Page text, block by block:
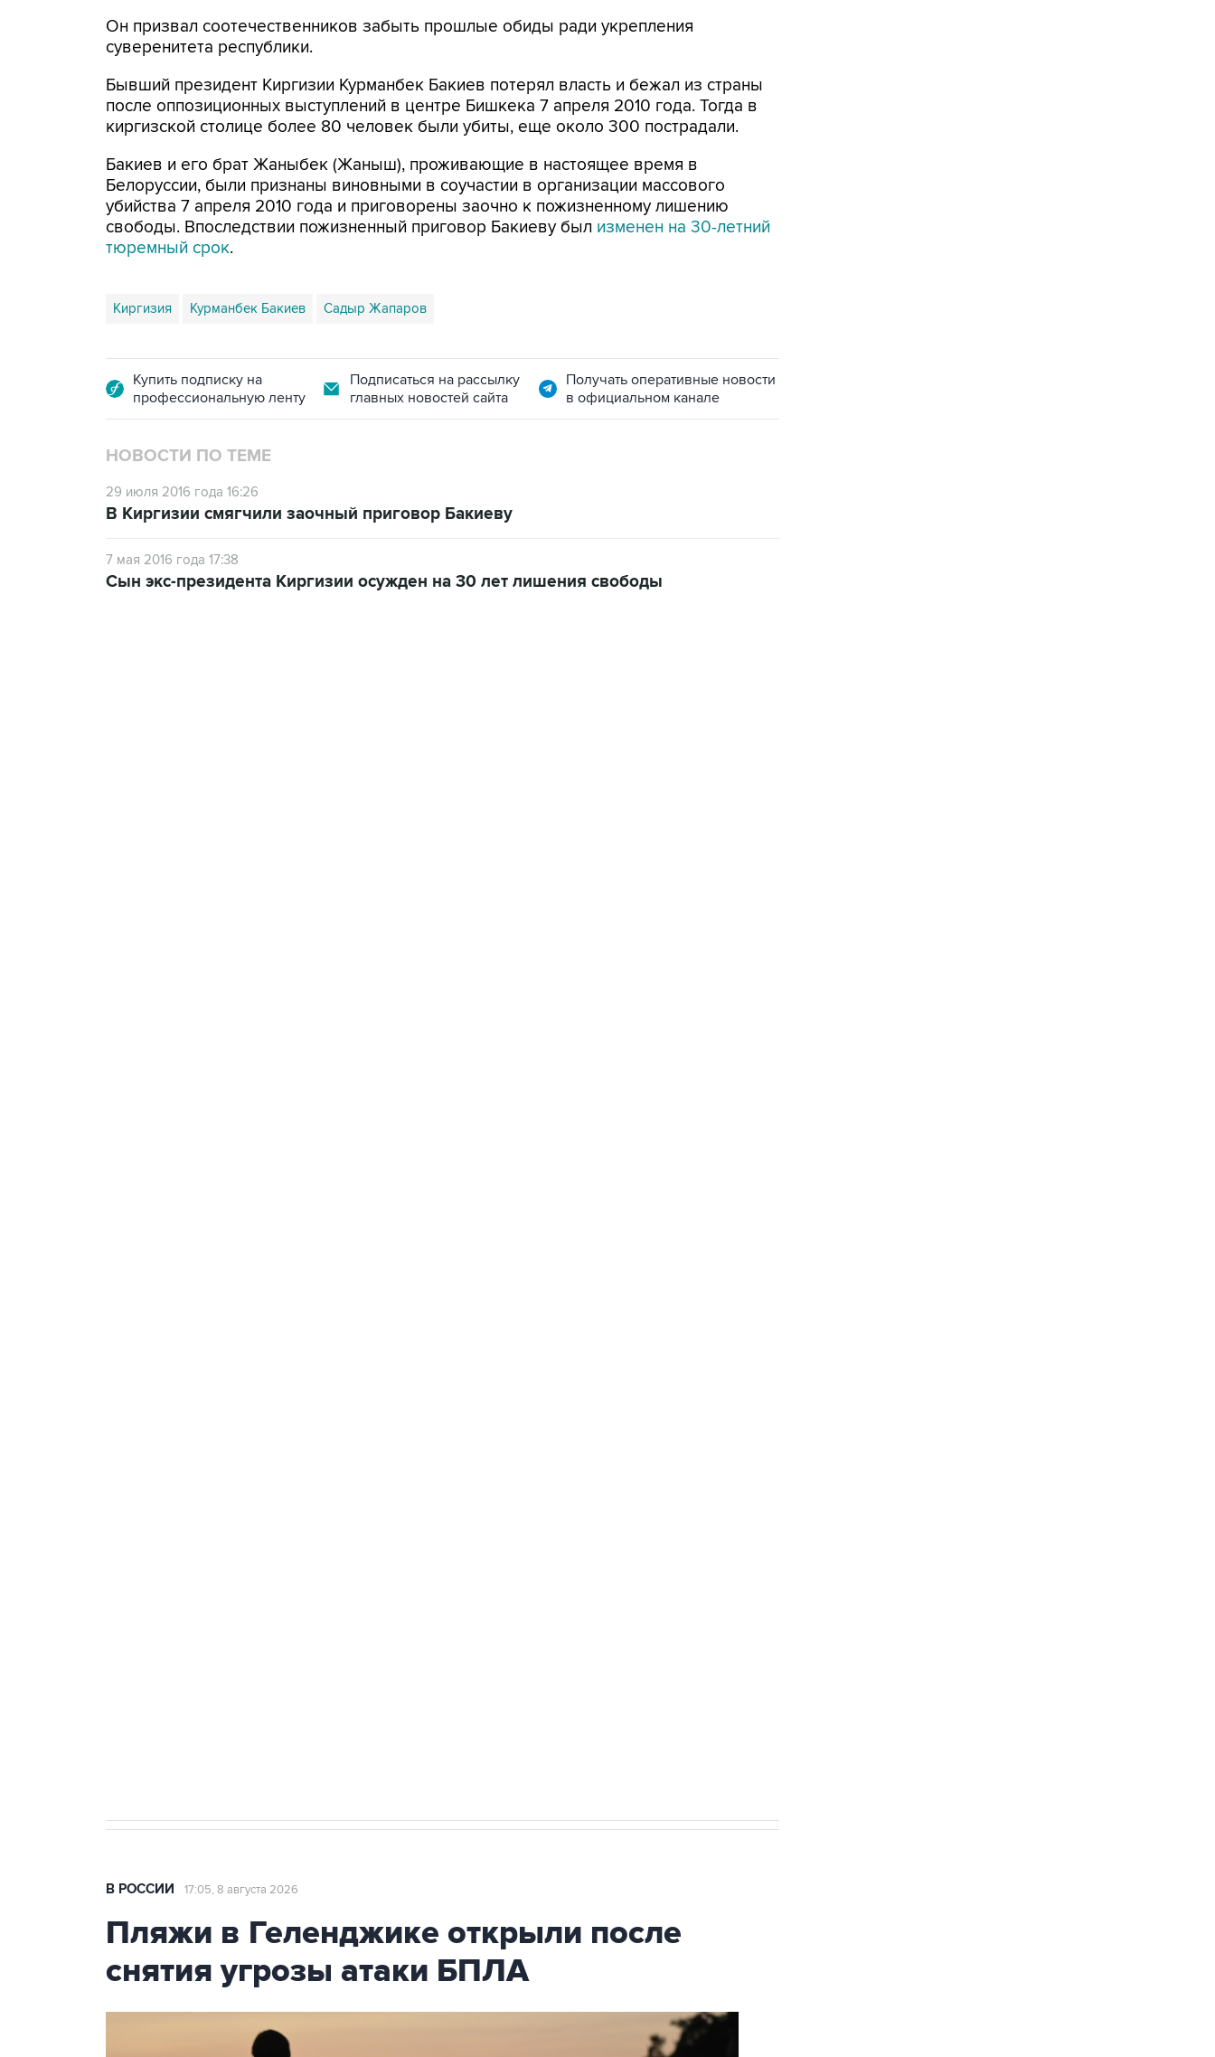
Он призвал соотечественников забыть прошлые обиды ради укрепления
суверенитета республики.
Бывший президент Киргизии Курманбек Бакиев потерял власть и бежал из страны
после оппозиционных выступлений в центре Бишкека 7 апреля 2010 года. Тогда в
киргизской столице более 80 человек были убиты, еще около 300 пострадали.
Бакиев и его брат Жаныбек (Жаныш), проживающие в настоящее время в
Белоруссии, были признаны виновными в соучастии в организации массового
убийства 7 апреля 2010 года и приговорены заочно к пожизненному лишению
свободы. Впоследствии пожизненный приговор Бакиеву был изменен на 30-летний
тюремный срок.
Киргизия Курманбек Бакиев Садыр Жапаров
Купить подписку на
профессиональную ленту
Подписаться на рассылку
главных новостей сайта
Получать оперативные новости
в официальном канале
НОВОСТИ ПО ТЕМЕ
29 июля 2016 года 16:26
В Киргизии смягчили заочный приговор Бакиеву
7 мая 2016 года 17:38
Сын экс-президента Киргизии осужден на 30 лет лишения свободы
В РОССИИ 17:05, 8 августа 2026
Пляжи в Геленджике открыли после
снятия угрозы атаки БПЛА